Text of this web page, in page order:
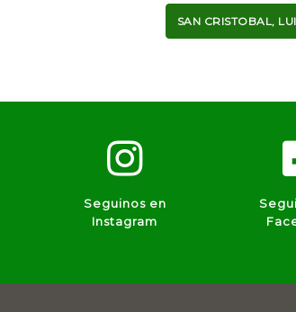
SAN CRISTOBAL,
Seguinos en
Instagram